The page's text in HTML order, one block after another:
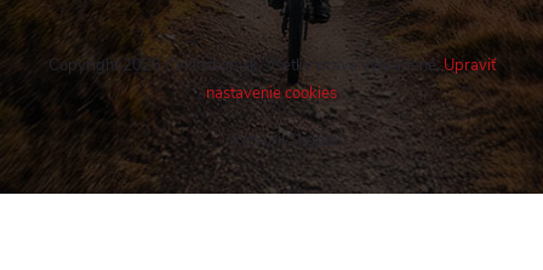
Vytvoril Shoptet
Copyright 2026 Cykloshop.sk. Všetky práva vyhradené.Upraviť
nastavenie cookies